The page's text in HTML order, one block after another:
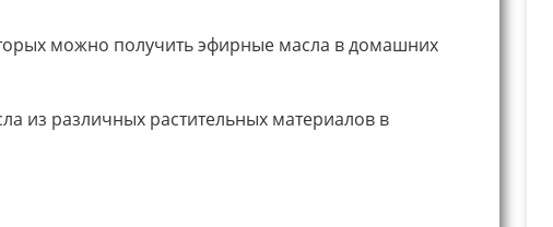
можно получить эфирные масла в домашних
из различных растительных материалов в